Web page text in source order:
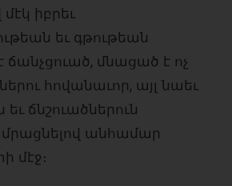
իբրեւ
եւ գթութեան
ճանչցուած, մնացած է ոչ
հովանաւոր, այլ նաեւ
ճնշուածներուն
անհամար
մէջ։